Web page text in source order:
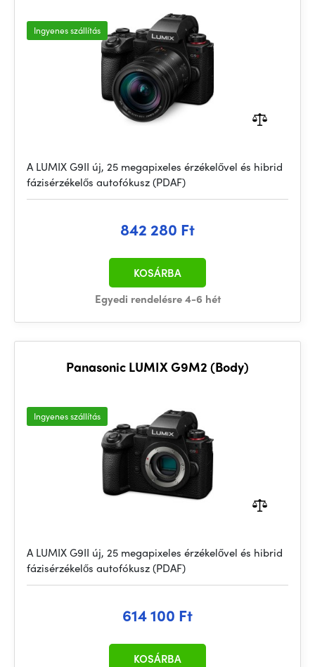
Ingyenes szállítás
A LUMIX G9II új, 25 megapixeles érzékelővel és hibrid
fázisérzékelős autofókusz (PDAF)
842 280 Ft
Egyedi rendelésre 4-6 hét
KOSÁRBA
Panasonic LUMIX G9M2 (Body)
Ingyenes szállítás
A LUMIX G9II új, 25 megapixeles érzékelővel és hibrid
fázisérzékelős autofókusz (PDAF)
614 100 Ft
KOSÁRBA